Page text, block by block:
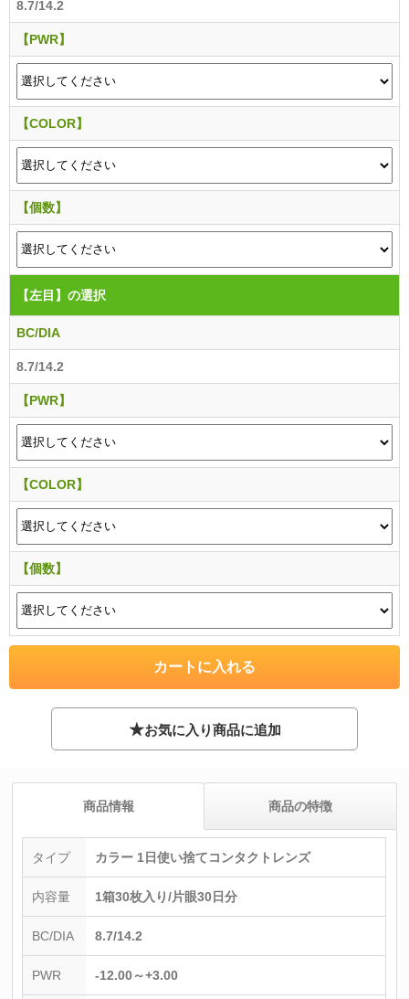
8.7/14.2
【PWR】
【COLOR】
【個数】
【左目】 の選択
BC/DIA
8.7/14.2
【PWR】
【COLOR】
【個数】
★お気に入り商品に追加
商品情報
タイプ カラー 1日使い捨てコンタクトレンズ
内容量 1箱30枚入り/片眼30日分
BC/DIA 8.7/14.2
PWR -12.00～+3.00
商品の特徴